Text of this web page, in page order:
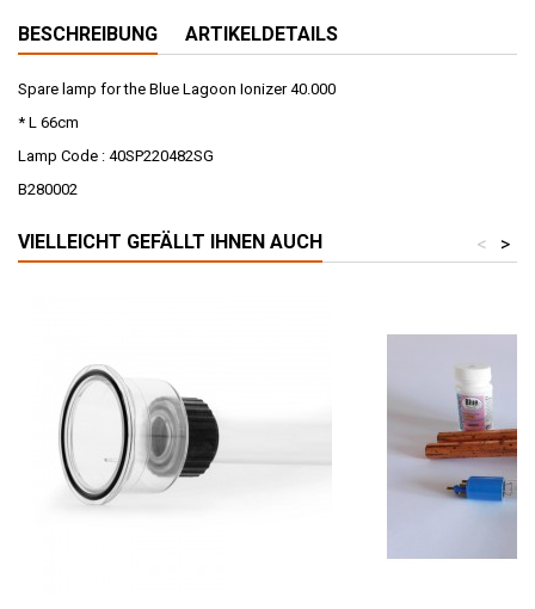
BESCHREIBUNG ARTIKELDETAILS
Spare lamp for the Blue Lagoon Ionizer 40.000
* L 66cm
Lamp Code : 40SP220482SG
B280002
VIELLEICHT GEFÄLLT IHNEN AUCH >
<